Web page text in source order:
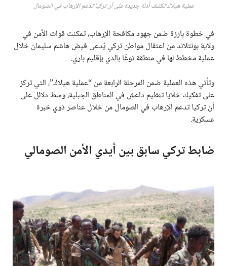
عملية هيلاك تكشف أدلة جديدة على أن تركيا تدعم الإرهاب في الصومال
في خطوة بارزة ضمن جهود مكافحة الإرهاب، تمكنت قوات الأمن في
ولاية بونتلاند من اعتقال مواطن تركي يُدعى فيض هاشم سليمان خلال
عملية مخطط لها في منطقة توغّا بالدي بإقليم باري.
وتأتي هذه العملية ضمن المرحلة الرابعة من “عملية هيلاك”، التي تركز
على تفكيك خلايا تنظيم داعش في المناطق الجبلية، وسط دلائل على
أن تركيا تدعم الإرهاب في الصومال من خلال عناصر ذوي خبرة
عسكرية.
ضابط تركي سابق بين أيدي الأمن الصومالي